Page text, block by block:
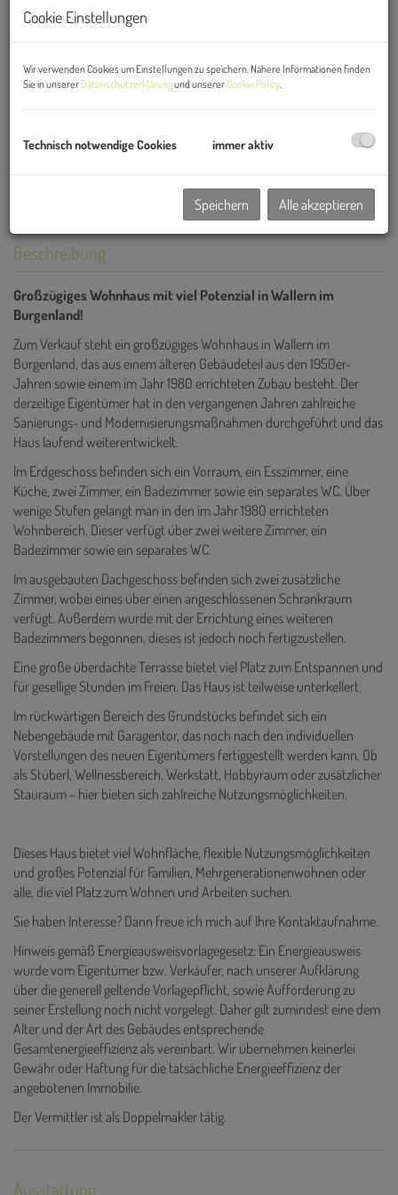
Beschreibung
Großzügiges Wohnhaus mit viel Potenzial in Wallern im
Burgenland!
Zum Verkauf steht ein großzügiges Wohnhaus in Wallern im
Burgenland, das aus einem älteren Gebäudeteil aus den 1950er-
Jahren sowie einem im Jahr 1980 errichteten Zubau besteht. Der
derzeitige Eigentümer hat in den vergangenen Jahren zahlreiche
Sanierungs- und Modernisierungsmaßnahmen durchgeführt und das
Haus laufend weiterentwickelt.
Im Erdgeschoss befinden sich ein Vorraum, ein Esszimmer, eine
Küche, zwei Zimmer, ein Badezimmer sowie ein separates WC. Über
wenige Stufen gelangt man in den im Jahr 1980 errichteten
Wohnbereich. Dieser verfügt über zwei weitere Zimmer, ein
Badezimmer sowie ein separates WC.
Im ausgebauten Dachgeschoss befinden sich zwei zusätzliche
Zimmer, wobei eines über einen angeschlossenen Schrankraum
verfügt. Außerdem wurde mit der Errichtung eines weiteren
Badezimmers begonnen, dieses ist jedoch noch fertigzustellen.
Eine große überdachte Terrasse bietet viel Platz zum Entspannen und
für gesellige Stunden im Freien. Das Haus ist teilweise unterkellert.
Im rückwärtigen Bereich des Grundstücks befindet sich ein
Nebengebäude mit Garagentor, das noch nach den individuellen
Vorstellungen des neuen Eigentümers fertiggestellt werden kann. Ob
als Stüberl, Wellnessbereich, Werkstatt, Hobbyraum oder zusätzlicher
Stauraum – hier bieten sich zahlreiche Nutzungsmöglichkeiten.
Dieses Haus bietet viel Wohnfläche, flexible Nutzungsmöglichkeiten
und großes Potenzial für Familien, Mehrgenerationenwohnen oder
alle, die viel Platz zum Wohnen und Arbeiten suchen.
Sie haben Interesse? Dann freue ich mich auf Ihre Kontaktaufnahme.
Hinweis gemäß Energieausweisvorlagegesetz: Ein Energieausweis
wurde vom Eigentümer bzw. Verkäufer, nach unserer Aufklärung
über die generell geltende Vorlagepflicht, sowie Aufforderung zu
seiner Erstellung noch nicht vorgelegt. Daher gilt zumindest eine dem
Alter und der Art des Gebäudes entsprechende
Gesamtenergieeffizienz als vereinbart. Wir übernehmen keinerlei
Gewähr oder Haftung für die tatsächliche Energieeffizienz der
angebotenen Immobilie.
Der Vermittler ist als Doppelmakler tätig.
Ausstattung
Cookie Einstellungen
Wir verwenden Cookies um Einstellungen zu speichern. Nähere Informationen finden
Sie in unserer Datenschutzerklärungund unserer Cookie Policy.
Technisch notwendige Cookies immer aktiv
Speichern Alle akzeptieren